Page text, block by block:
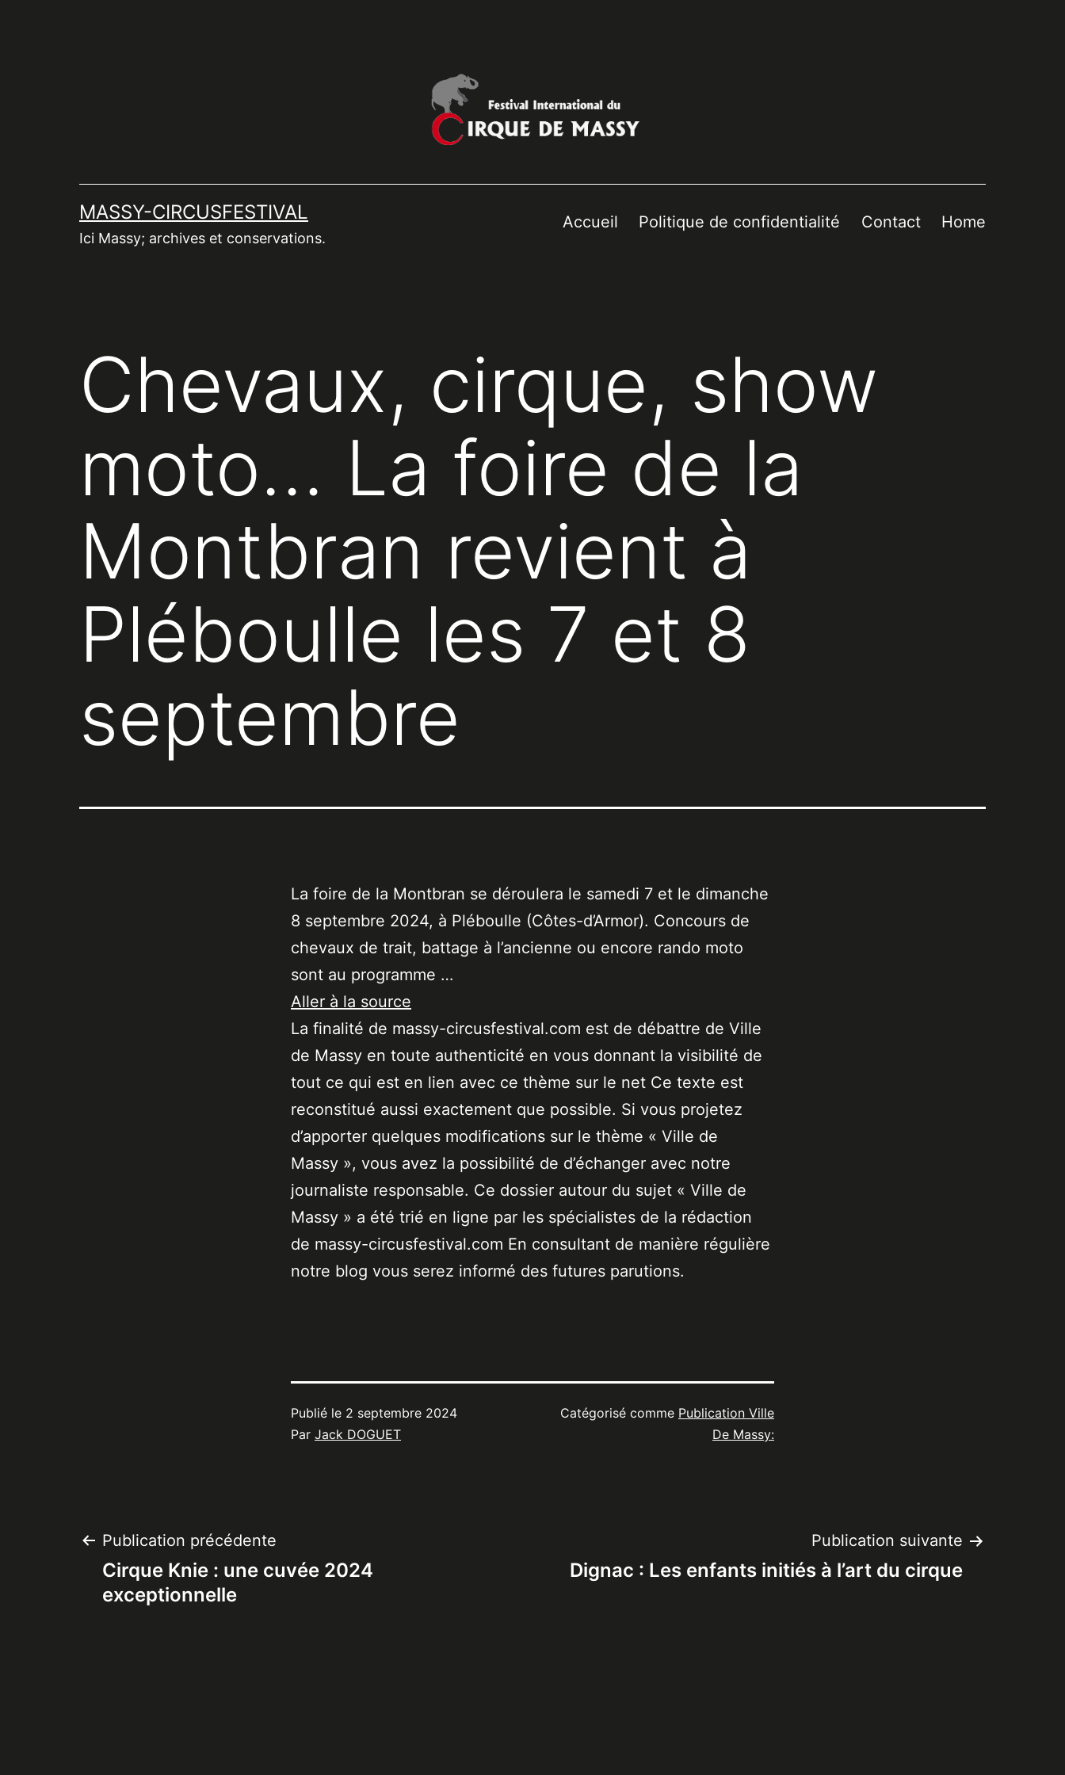
MASSY-CIRCUSFESTIVAL
Ici Massy; archives et conservations.
Accueil Politique de confidentialité Contact Home
Chevaux, cirque, show
moto… La foire de la
Montbran revient à
Pléboulle les 7 et 8
septembre
La foire de la Montbran se déroulera le samedi 7 et le dimanche
8 septembre 2024, à Pléboulle (Côtes-d’Armor). Concours de
chevaux de trait, battage à l’ancienne ou encore rando moto
sont au programme …
Aller à la source
La finalité de massy-circusfestival.com est de débattre de Ville
de Massy en toute authenticité en vous donnant la visibilité de
tout ce qui est en lien avec ce thème sur le net Ce texte est
reconstitué aussi exactement que possible. Si vous projetez
d’apporter quelques modifications sur le thème « Ville de
Massy », vous avez la possibilité de d’échanger avec notre
journaliste responsable. Ce dossier autour du sujet « Ville de
Massy » a été trié en ligne par les spécialistes de la rédaction
de massy-circusfestival.com En consultant de manière régulière
notre blog vous serez informé des futures parutions.
Publié le 2 septembre 2024
Par Jack DOGUET
Catégorisé comme Publication Ville
De Massy:
Navigation
de
Publication précédente
Cirque Knie : une cuvée 2024
exceptionnelle
Publication suivante
Dignac : Les enfants initiés à l’art du cirque